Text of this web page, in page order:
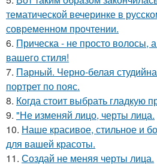
тематической вечеринке в
современном прочтении.
6. Прическа - не просто волосы,
вашего стиля!
7. Парный. Черно-белая
портрет по пояс.
8. Когда стоит выбрать гладкую
9. "Не изменяй лицо, черты лица.
10. Наше красивое, стильное и
для вашей красоты.
11. Создай не меняя черты лица.